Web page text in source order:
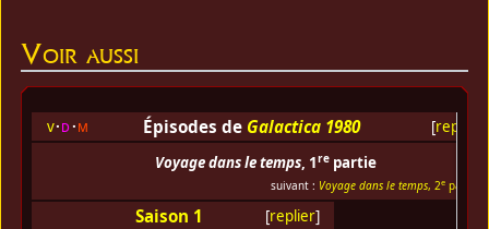
Voir aussi
[replier
v d m Épisodes de Galactica 1980
Voyage dans le temps, 1re partie
suivant : Voyage dans le temps, 2epartie
[replier]
Saison 1